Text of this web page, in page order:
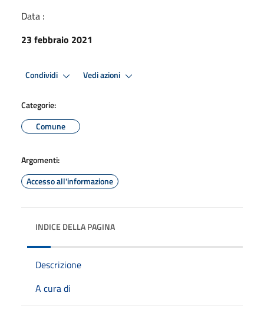
Data :
23 febbraio 2021
Condividi Vedi azioni
Categorie:
Comune
Argomenti:
Accesso all'informazione
INDICE DELLA PAGINA
Descrizione
A cura di